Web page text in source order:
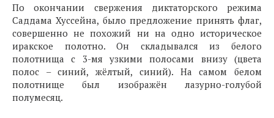
По окончании свержения диктаторского режима
Саддама Хуссейна, было предложение принять флаг,
совершенно не похожий ни на одно историческое
иракское полотно. Он складывался из белого
полотнища с 3-мя узкими полосами внизу (цвета
полос – синий, жёлтый, синий). На самом белом
полотнище был изображён лазурно-голубой
полумесяц.